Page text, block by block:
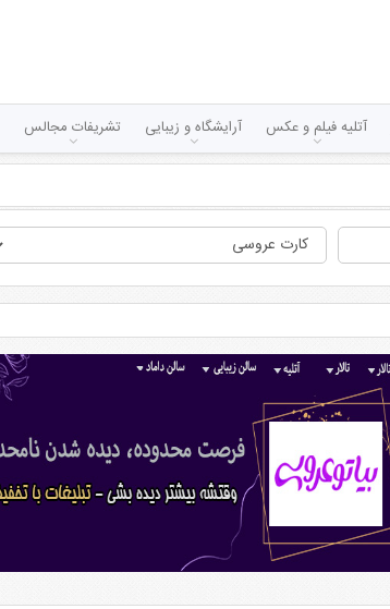
آتلیه فیلم و عکس آرایشگاه و زیبایی تشریفات مجالس